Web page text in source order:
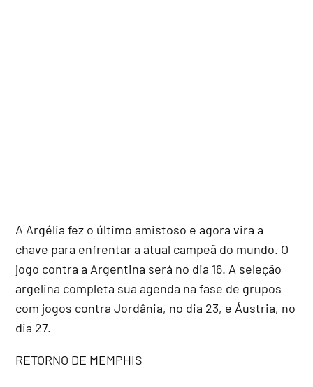
A Argélia fez o último amistoso e agora vira a
chave para enfrentar a atual campeã do mundo. O
jogo contra a Argentina será no dia 16. A seleção
argelina completa sua agenda na fase de grupos
com jogos contra Jordânia, no dia 23, e Áustria, no
dia 27.
RETORNO DE MEMPHIS